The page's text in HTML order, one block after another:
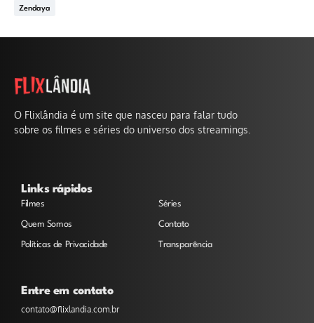
Zendaya
O Flixlândia é um site que nasceu para falar tudo
sobre os filmes e séries do universo dos streamings.
Links rápidos
Filmes Séries
Quem Somos Contato
Políticas de Privacidade Transparência
Entre em contato
contato@flixlandia.com.br